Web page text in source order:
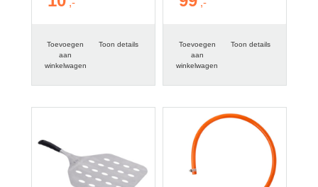
Toevoegen
aan
winkelwagen
Toon details
Toevoegen
aan
winkelwagen
Toon details